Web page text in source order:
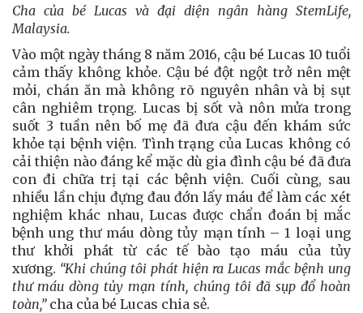
Cha của bé Lucas và đại diện ngân hàng StemLife,
Malaysia.
Vào một ngày tháng 8 năm 2016, cậu bé Lucas 10 tuổi
cảm thấy không khỏe. Cậu bé đột ngột trở nên mệt
mỏi, chán ăn mà không rõ nguyên nhân và bị sụt
cân nghiêm trọng. Lucas bị sốt và nôn mửa trong
suốt 3 tuần nên bố mẹ đã đưa cậu đến khám sức
khỏe tại bệnh viện. Tình trạng của Lucas không có
cải thiện nào đáng kể mặc dù gia đình cậu bé đã đưa
con đi chữa trị tại các bệnh viện. Cuối cùng, sau
nhiều lần chịu đựng đau đớn lấy máu để làm các xét
nghiệm khác nhau, Lucas được chẩn đoán bị mắc
bệnh ung thư máu dòng tủy mạn tính – 1 loại ung
thư khởi phát từ các tế bào tạo máu của tủy
xương. “Khi chúng tôi phát hiện ra Lucas mắc bệnh ung
thư máu dòng tủy mạn tính, chúng tôi đã sụp đổ hoàn
toàn,” cha của bé Lucas chia sẻ.